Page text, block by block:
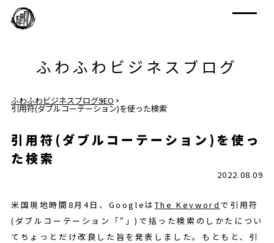
ふわふわビジネスブログ
ふわふわビジネスブログSEO
引用符(ダブルコーテーション)を使った検索
引用符(ダブルコーテーション)を使っ
た検索
2022.08.09
米国現地時間8月4日、Googleは The Keyword で引用符
(ダブルコーテーション「“」)で括った検索のしかたについ
てちょっとだけ改良した旨を発表しました。もともと、引